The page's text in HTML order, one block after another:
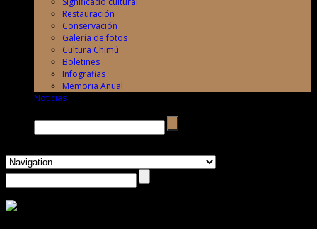
Restauración
Conservación
Galería de fotos
Cultura Chimú
Boletines
Infografias
Memoria Anual
Noticias